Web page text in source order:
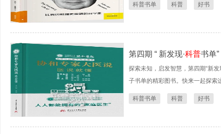
科普书单 科普 好书
第四期 “ 新发现·科普书单
探索未知，启发智慧，第四期“新发
子书单的精彩图书。快来一起探索
科普书单 科普 好书